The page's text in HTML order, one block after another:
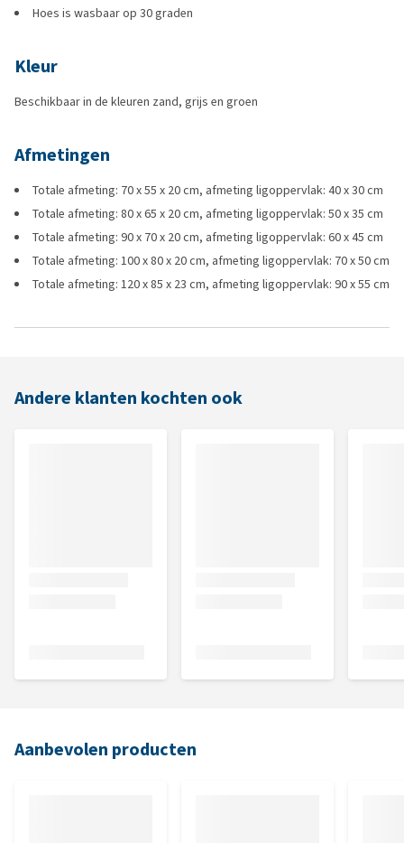
Hoes is wasbaar op 30 graden
Kleur
Beschikbaar in de kleuren zand, grijs en groen
Afmetingen
Totale afmeting: 70 x 55 x 20 cm, afmeting ligoppervlak: 40 x 30 cm
Totale afmeting: 80 x 65 x 20 cm, afmeting ligoppervlak: 50 x 35 cm
Totale afmeting: 90 x 70 x 20 cm, afmeting ligoppervlak: 60 x 45 cm
Totale afmeting: 100 x 80 x 20 cm, afmeting ligoppervlak: 70 x 50 cm
Totale afmeting: 120 x 85 x 23 cm, afmeting ligoppervlak: 90 x 55 cm
Andere klanten kochten ook
Aanbevolen producten